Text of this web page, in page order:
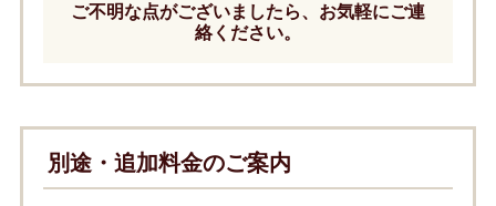
ご不明な点がございましたら、お気軽にご連
絡ください。
別途・追加料金のご案内